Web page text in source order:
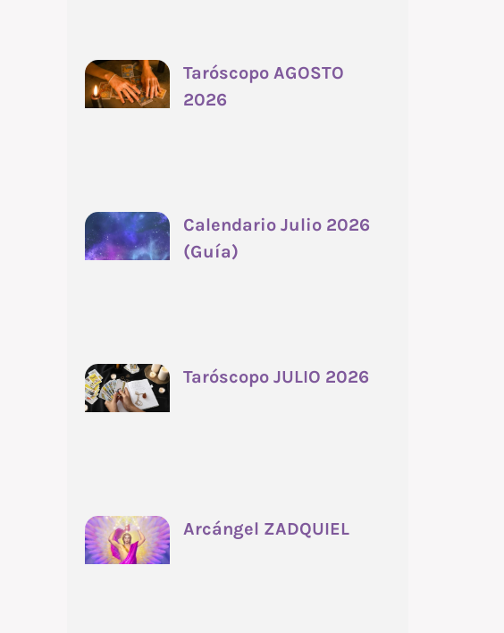
Taróscopo AGOSTO
2026
Calendario Julio 2026
(Guía)
Taróscopo JULIO 2026
Arcángel ZADQUIEL